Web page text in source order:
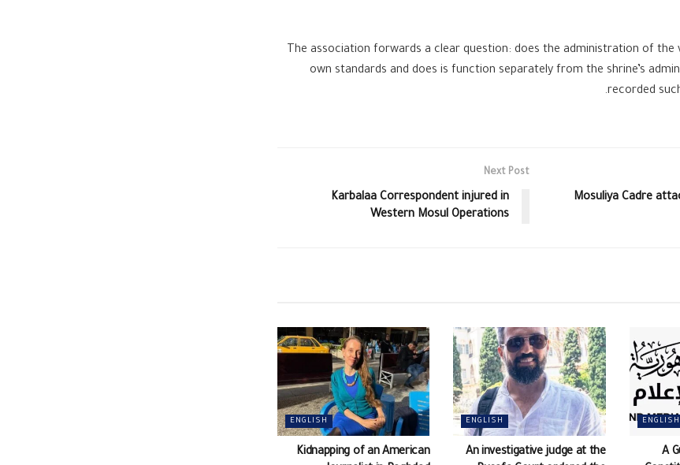
The association forwards a clear question: does the administration of the
own standards and does is function separately from the shrine’s
recorded
Mosuliya Cadre
Next Post
Karbalaa Correspondent injured in
Western Mosul Operations
ENGLISH
A
ENGLISH
An investigative judge at the
ENGLISH
Kidnapping of an American